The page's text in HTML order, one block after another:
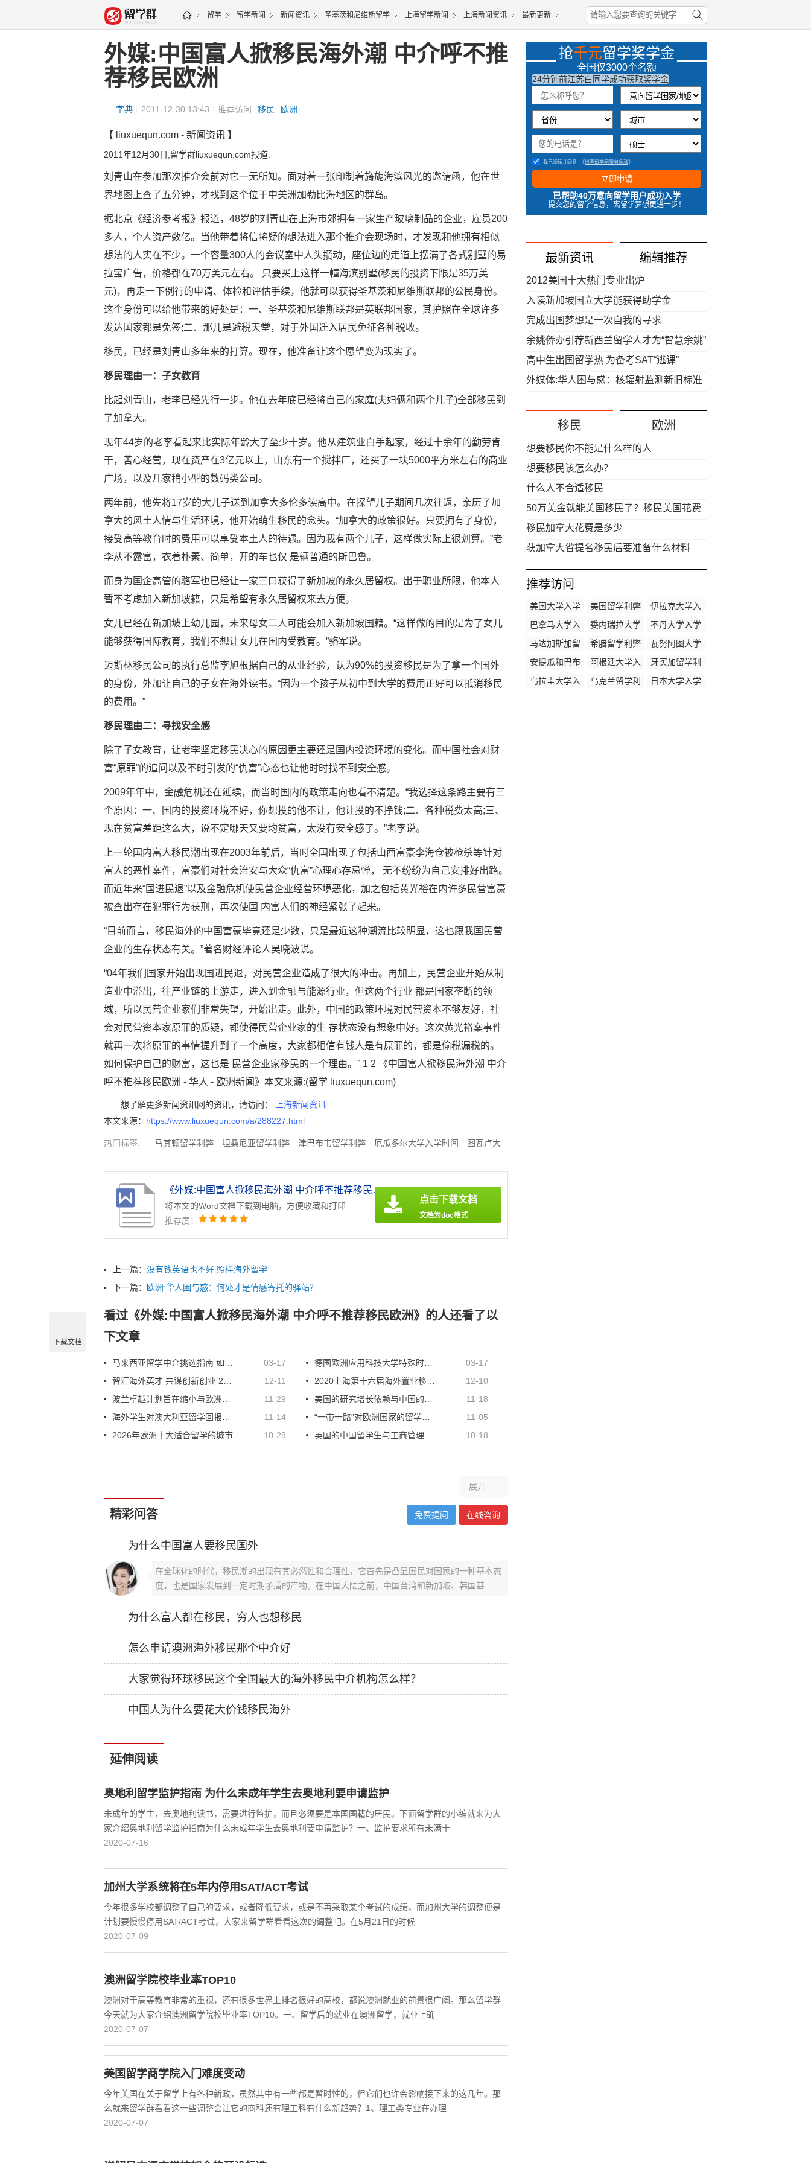
留学 留学新闻 新闻资讯 圣基茨和尼维斯留学 上海留学新闻 上海新闻资讯 最新更新
外媒:中国富人掀移民海外潮 中介呼不推
荐移民欧洲
字典 2011-12-30 13:43 推荐访问 移民 欧洲
【 liuxuequn.com - 新闻资讯 】
2011年12月30日,留学群liuxuequn.com报道.
刘青山在参加那次推介会前对它一无所知。面对着一张印制着旖旎海滨风光的邀请函，他在世
界地图上查了五分钟，才找到这个位于中美洲加勒比海地区的群岛。
据北京《经济参考报》报道，48岁的刘青山在上海市郊拥有一家生产玻璃制品的企业，雇员200
多人，个人资产数亿。当他带着将信将疑的想法进入那个推介会现场时，才发现和他拥有相似
想法的人实在不少。一个容量300人的会议室中人头攒动，座位边的走道上摆满了各式别墅的易
拉宝广告，价格都在70万美元左右。 只要买上这样一幢海滨别墅(移民的投资下限是35万美
元)，再走一下例行的申请、体检和评估手续，他就可以获得圣基茨和尼维斯联邦的公民身份。
这个身份可以给他带来的好处是：一、圣基茨和尼维斯联邦是英联邦国家，其护照在全球许多
发达国家都是免签;二、那儿是避税天堂，对于外国迁入居民免征各种税收。
移民，已经是刘青山多年来的打算。现在，他准备让这个愿望变为现实了。
移民理由一：子女教育
比起刘青山，老李已经先行一步。他在去年底已经将自己的家庭(夫妇俩和两个儿子)全部移民到
了加拿大。
现年44岁的老李看起来比实际年龄大了至少十岁。他从建筑业白手起家，经过十余年的勤劳肯
干，苦心经营，现在资产在3亿元以上，山东有一个搅拌厂，还买了一块5000平方米左右的商业
广场，以及几家稍小型的数码类公司。
两年前，他先将17岁的大儿子送到加拿大多伦多读高中。在探望儿子期间几次往返，亲历了加
拿大的风土人情与生活环境，他开始萌生移民的念头。“加拿大的政策很好。只要拥有了身份，
接受高等教育时的费用可以享受本土人的待遇。因为我有两个儿子，这样做实际上很划算。”老
李从不露富，衣着朴素、简单，开的车也仅 是辆普通的斯巴鲁。
而身为国企高管的骆军也已经让一家三口获得了新加坡的永久居留权。出于职业所限，他本人
暂不考虑加入新加坡籍，只是希望有永久居留权来去方便。
女儿已经在新加坡上幼儿园，未来母女二人可能会加入新加坡国籍。“这样做的目的是为了女儿
能够获得国际教育，我们不想让女儿在国内受教育。”骆军说。
迈斯林移民公司的执行总监李旭根据自己的从业经验，认为90%的投资移民是为了拿一个国外
的身份，外加让自己的子女在海外读书。“因为一个孩子从初中到大学的费用正好可以抵消移民
的费用。”
移民理由二：寻找安全感
除了子女教育，让老李坚定移民决心的原因更主要还是国内投资环境的变化。而中国社会对财
富“原罪”的追问以及不时引发的“仇富”心态也让他时时找不到安全感。
2009年年中，金融危机还在延续，而当时国内的政策走向也看不清楚。“我选择这条路主要有三
个原因：一、国内的投资环境不好，你想投的他不让，他让投的不挣钱;二、各种税费太高;三、
现在贫富差距这么大，说不定哪天又要均贫富，太没有安全感了。”老李说。
上一轮国内富人移民潮出现在2003年前后，当时全国出现了包括山西富豪李海仓被枪杀等针对
富人的恶性案件，富豪们对社会治安与大众“仇富”心理心存忌惮， 无不纷纷为自己安排好出路。
而近年来“国进民退”以及金融危机使民营企业经营环境恶化，加之包括黄光裕在内许多民营富豪
被查出存在犯罪行为获刑，再次使国 内富人们的神经紧张了起来。
“目前而言，移民海外的中国富豪毕竟还是少数，只是最近这种潮流比较明显，这也跟我国民营
企业的生存状态有关。”著名财经评论人吴晓波说。
“04年我们国家开始出现国进民退，对民营企业造成了很大的冲击。再加上，民营企业开始从制
造业中溢出，往产业链的上游走，进入到金融与能源行业，但这两个行业 都是国家垄断的领
域，所以民营企业家们非常失望，开始出走。此外，中国的政策环境对民营资本不够友好，社
会对民营资本家原罪的质疑，都使得民营企业家的生 存状态没有想象中好。这次黄光裕案事件
就再一次将原罪的事情提升到了一个高度，大家都相信有钱人是有原罪的，都是偷税漏税的。
如何保护自己的财富，这也是 民营企业家移民的一个理由。” 1 2 《中国富人掀移民海外潮 中介
呼不推荐移民欧洲 - 华人 - 欧洲新闻》本文来源:(留学 liuxuequn.com)
想了解更多新闻资讯网的资讯，请访问：
上海新闻资讯
本文来源： https://www.liuxuequn.com/a/288227.html
热门标签: 马其顿留学利弊 坦桑尼亚留学利弊 津巴布韦留学利弊 厄瓜多尔大学入学时间
图瓦卢大
纳法索留学利弊
《外媒:中国富人掀移民海外潮 中介呼不推荐移民欧洲.doc》
将本文的Word文档下载到电脑，方便收藏和打印
推荐度：
点击下载文档
文档为doc格式
上一篇： 没有钱英语也不好 照样海外留学
下一篇：
欧洲:华人困与惑：何处才是情感寄托的驿站？
看过《外媒:中国富人掀移民海外潮 中介呼不推荐移民欧洲》的人还看了以
下文章
03-17
03-17
12-11
12-10
11-29
11-18
11-14
11-05
2026年欧洲十大适合留学的城市
10-28 10-18
展开
精彩问答 免费提问 在线咨询
为什么中国富人要移民国外
在全球化的时代，移民潮的出现有其必然性和合理性，它首先是凸显国民对国家的一种基本态
度，也是国家发展到一定时期矛盾的产物。在中国大陆之前，中国台湾和新加坡、韩国甚...
为什么富人都在移民，穷人也想移民
怎么申请澳洲海外移民那个中介好
大家觉得环球移民这个全国最大的海外移民中介机构怎么样？
中国人为什么要花大价钱移民海外
延伸阅读
奥地利留学监护指南 为什么未成年学生去奥地利要申请监护
未成年的学生，去奥地利读书，需要进行监护，而且必须要是本国国籍的居民。下面留学群的小编就来为大
家介绍奥地利留学监护指南为什么未成年学生去奥地利要申请监护？一、监护要求所有未满十
2020-07-16
加州大学系统将在5年内停用SAT/ACT考试
今年很多学校都调整了自己的要求，或者降低要求，或是不再采取某个考试的成绩。而加州大学的调整便是
计划要慢慢停用SAT/ACT考试，大家来留学群看看这次的调整吧。在5月21日的时候
2020-07-09
澳洲留学院校毕业率TOP10
澳洲对于高等教育非常的重视，还有很多世界上排名很好的高校，都说澳洲就业的前景很广阔。那么留学群
今天就为大家介绍澳洲留学院校毕业率TOP10。一、留学后的就业在澳洲留学，就业上确
2020-07-07
美国留学商学院入门难度变动
今年美国在关于留学上有各种新政，虽然其中有一些都是暂时性的，但它们也许会影响接下来的这几年。那
么就来留学群看看这一些调整会让它的商科还有理工科有什么新趋势？1、理工类专业在办理
2020-07-07
抢千元留学奖学金
全国仅3000个名额
2小时前甘肃凤同学成功获取奖学金
24分钟前江苏白同学成功获取奖学金
56秒前辽宁何同学成功获取奖学金
25秒前山东何同学成功获取奖学金
我已阅读并同意 《出国留学网服务条款》
立即申请
已帮助40万意向留学用户成功入学
提交您的留学信息，离留学梦想更进一步！
最新资讯 编辑推荐
2012美国十大热门专业出炉
入读新加坡国立大学能获得助学金
完成出国梦想是一次自我的寻求
余姚侨办引荐新西兰留学人才为“智慧余姚”
献策
高中生出国留学热 为备考SAT“逃课”
外媒体:华人困与惑：核辐射监测新旧标准
移民 欧洲
想要移民你不能是什么样的人
想要移民该怎么办？
什么人不合适移民
50万美金就能美国移民了？移民美国花费
你得知道这些
移民加拿大花费是多少
获加拿大省提名移民后要准备什么材料
推荐访问
美国大学入学
时间
美国留学利弊
伊拉克大学入
学时间
巴拿马大学入
学时间
委内瑞拉大学
入学时间
不丹大学入学
时间
马达加斯加留
学利弊
希腊留学利弊
瓦努阿图大学
入学时间
安提瓜和巴布
达大学入学时
阿根廷大学入
学时间
牙买加留学利
弊
乌拉圭大学入
乌克兰留学利
日本大学入学
下载文档